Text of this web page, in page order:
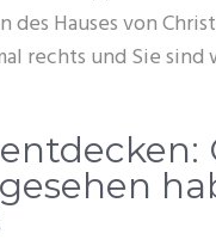
des Hauses von
rechts und Sie